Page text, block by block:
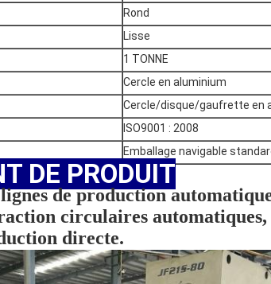
Rond
Lisse
1 TONNE
Cercle en aluminium
Cercle/disque/gaufrette en
ISO9001 : 2008
Emballage navigable
DE PRODUIT
de production
circulaires automatiques,
directe.